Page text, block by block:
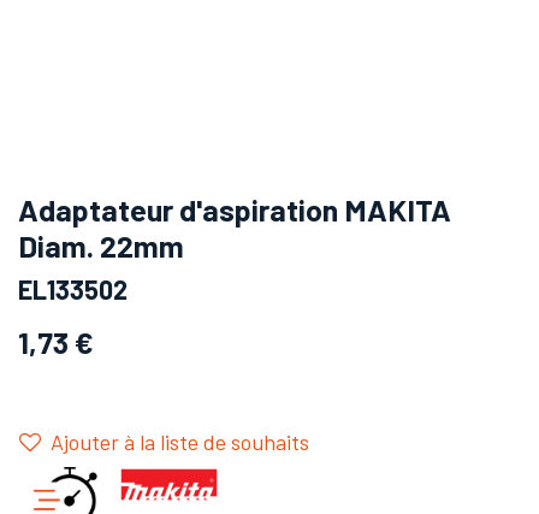
Adaptateur d'aspiration MAKITA
Diam. 22mm
EL133502
1,73 €
Ajouter à la liste de souhaits